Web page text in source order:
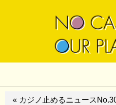
« カジノ止めるニュース